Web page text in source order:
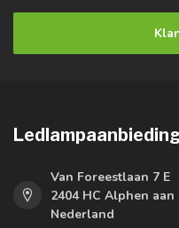
Van Foreestlaan 7 E
2404 HC Alphen aan
Nederland